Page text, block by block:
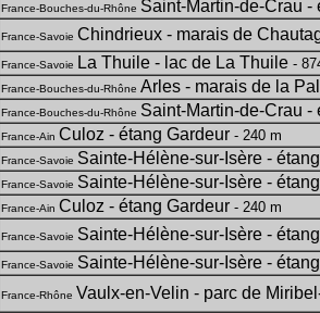
France-Bouches-du-Rhône Saint-Martin-de-Crau -
France-Savoie Chindrieux - marais de
France-Savoie La Thuile - lac de La Thuile -
France-Bouches-du-Rhône Arles - marais de la
France-Bouches-du-Rhône Saint-Martin-de-Crau -
France-Ain Culoz - étang Gardeur - 240 m
France-Savoie Sainte-Hélène-sur-Isère -
France-Savoie Sainte-Hélène-sur-Isère -
France-Ain Culoz - étang Gardeur - 240 m
France-Savoie Sainte-Hélène-sur-Isère -
France-Savoie Sainte-Hélène-sur-Isère -
France-Rhône Vaulx-en-Velin - parc de